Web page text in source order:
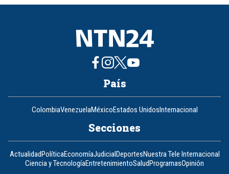
8
País
ColombiaVenezuelaMéxicoEstados UnidosInternacional
Secciones
ActualidadPolíticaEconomíaJudicialDeportesNuestra Tele Internacional
Ciencia y TecnologíaEntretenimientoSaludProgramasOpinión